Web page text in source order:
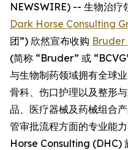
NEWSWIRE) -- 生物治疗
Dark Horse Consulting
团”) 欣然宣布收购 Bruder
(简称 “Bruder” 或
与生物制药领域拥有全球
骨科、伤口护理以及整形
品、医疗器械及药械组合
管审批流程方面的专业能
Horse Consulting (DHC)